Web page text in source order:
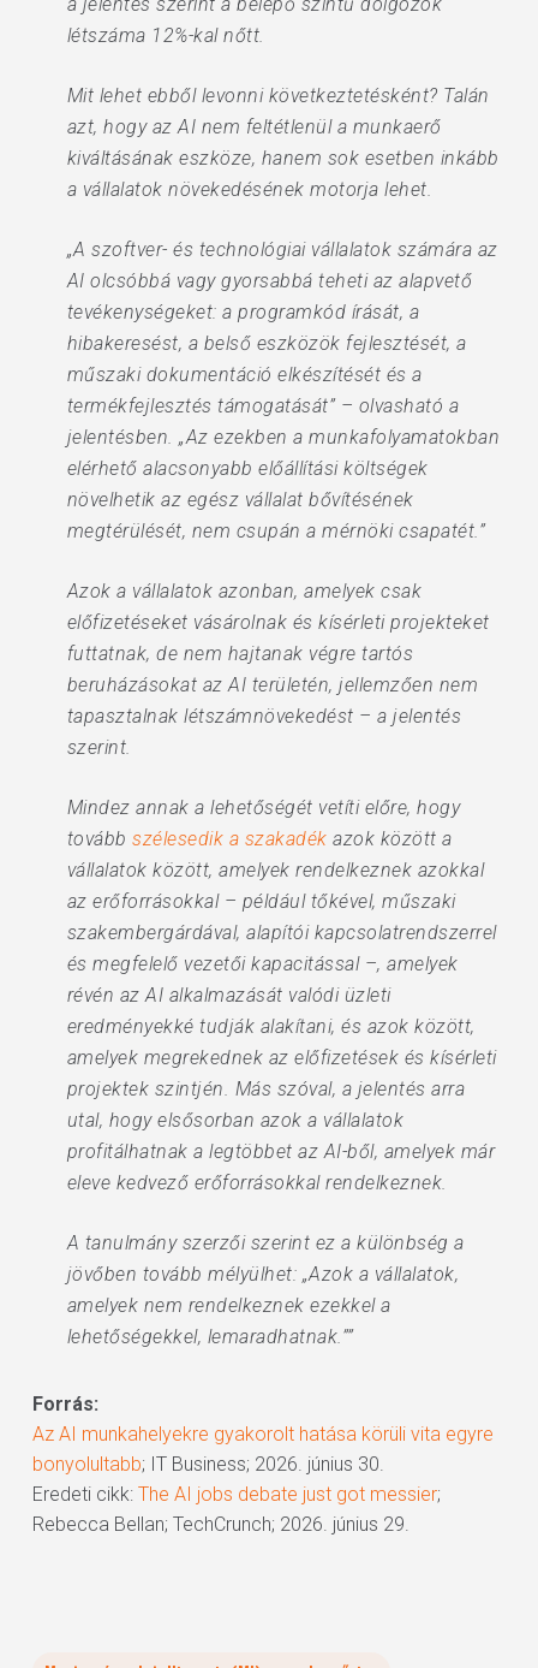
létszáma 12%-kal nőtt.
Mit lehet ebből levonni következtetésként? Talán
azt, hogy az AI nem feltétlenül a munkaerő
kiváltásának eszköze, hanem sok esetben inkább
a vállalatok növekedésének motorja lehet.
„A szoftver- és technológiai vállalatok számára az
AI olcsóbbá vagy gyorsabbá teheti az alapvető
tevékenységeket: a programkód írását, a
hibakeresést, a belső eszközök fejlesztését, a
műszaki dokumentáció elkészítését és a
termékfejlesztés támogatását” – olvasható a
jelentésben. „Az ezekben a munkafolyamatokban
elérhető alacsonyabb előállítási költségek
növelhetik az egész vállalat bővítésének
megtérülését, nem csupán a mérnöki csapatét.”
Azok a vállalatok azonban, amelyek csak
előfizetéseket vásárolnak és kísérleti projekteket
futtatnak, de nem hajtanak végre tartós
beruházásokat az AI területén, jellemzően nem
tapasztalnak létszámnövekedést – a jelentés
szerint.
Mindez annak a lehetőségét vetíti előre, hogy
továbbszélesedik a szakadék azok között a
vállalatok között, amelyek rendelkeznek azokkal
az erőforrásokkal – például tőkével, műszaki
szakembergárdával, alapítói kapcsolatrendszerrel
és megfelelő vezetői kapacitással –, amelyek
révén az AI alkalmazását valódi üzleti
eredményekké tudják alakítani, és azok között,
amelyek megrekednek az előfizetések és kísérleti
projektek szintjén. Más szóval, a jelentés arra
utal, hogy elsősorban azok a vállalatok
profitálhatnak a legtöbbet az AI-ből, amelyek már
eleve kedvező erőforrásokkal rendelkeznek.
A tanulmány szerzői szerint ez a különbség a
jövőben tovább mélyülhet: „Azok a vállalatok,
amelyek nem rendelkeznek ezekkel a
lehetőségekkel, lemaradhatnak.””
Forrás:
Az AI munkahelyekre gyakorolt hatása körüli vita egyre
bonyolultabb; IT Business; 2026. június 30.
Eredeti cikk: The AI jobs debate just got messier;
Rebecca Bellan; TechCrunch; 2026. június 29.